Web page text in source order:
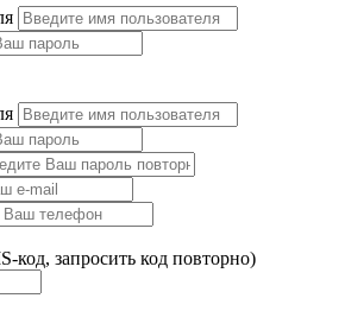
код, запросить код повторно)